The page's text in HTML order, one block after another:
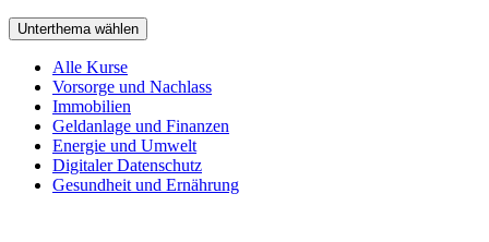
Unterthema wählen
Alle Kurse
Vorsorge und Nachlass
Immobilien
Geldanlage und Finanzen
Energie und Umwelt
Digitaler Datenschutz
Gesundheit und Ernährung